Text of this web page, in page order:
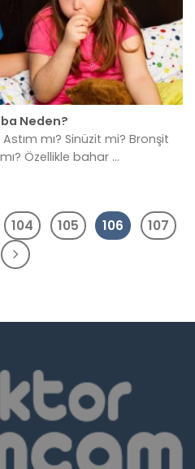
Neden?
mı? Sinüzit mi? Bronşit
Özellikle bahar ...
104 105 106 107